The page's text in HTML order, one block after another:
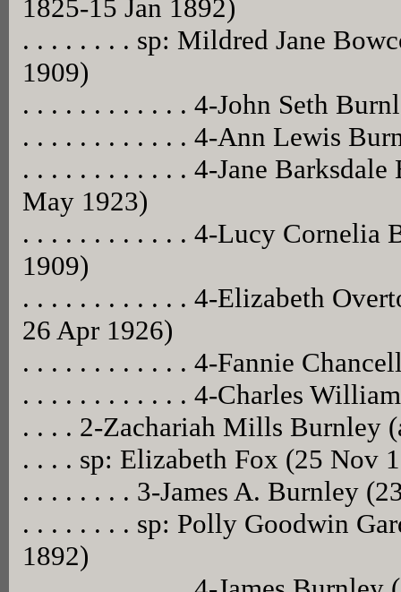
1825-15 Jan 1892)
. . . . . . . . sp: Mildred Jane
1909)
. . . . . . . . . . . . 4-John Seth
. . . . . . . . . . . . 4-Ann Lewis
. . . . . . . . . . . . 4-Jane
May 1923)
. . . . . . . . . . . . 4-Lucy Cornelia
1909)
. . . . . . . . . . . . 4-Elizabeth
26 Apr 1926)
. . . . . . . . . . . . 4-Fannie
. . . . . . . . . . . . 4-Charles
. . . . 2-Zachariah Mills Burnley
. . . . sp: Elizabeth Fox (25 Nov
. . . . . . . . 3-James A. Burnley
. . . . . . . . sp: Polly Goodwin
1892)